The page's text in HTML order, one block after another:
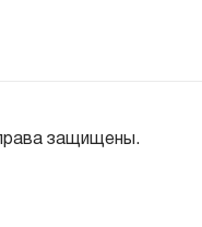
защищены.